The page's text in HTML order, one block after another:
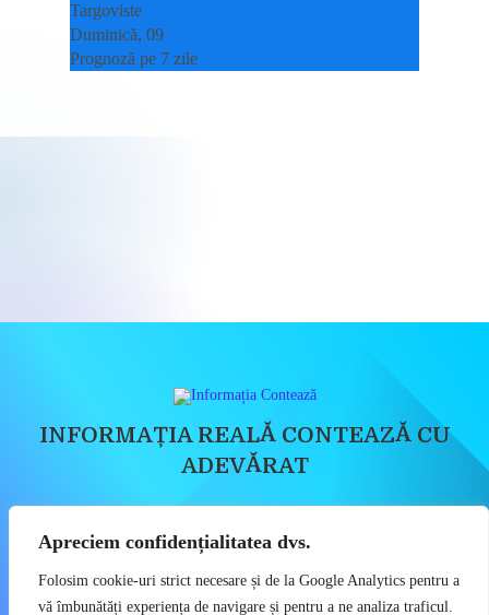
Apreciem confidențialitatea dvs.
Folosim cookie-uri strict necesare și de la Google Analytics pentru a
vă îmbunătăți experiența de navigare și pentru a ne analiza traficul.
Targoviste
Duminică, 09
Prognoză pe 7 zile
INFORMAȚIA REALĂ CONTEAZĂ CU
ADEVĂRAT
Politica de Confidențialitate